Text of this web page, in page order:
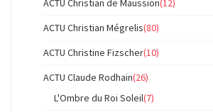
ACTU Christian de Maussion(12)
ACTU Christian Mégrelis(80)
ACTU Christine Fizscher(10)
ACTU Claude Rodhain(26)
L'Ombre du Roi Soleil(7)